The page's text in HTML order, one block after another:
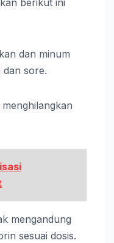
berikut ini
dan minum
dan sore.
mengandung
sesuai dosis.